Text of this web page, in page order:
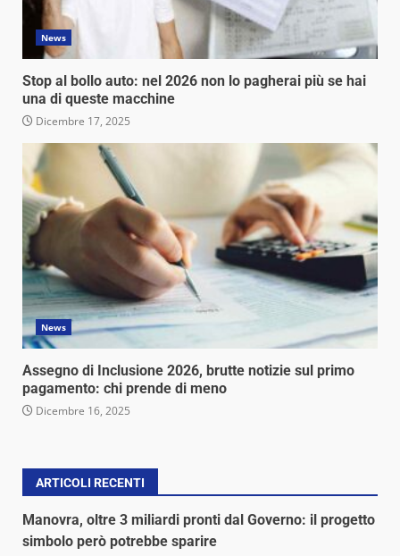
News
Stop al bollo auto: nel 2026 non lo pagherai più se hai
una di queste macchine
Dicembre 17, 2025
News
Assegno di Inclusione 2026, brutte notizie sul primo
pagamento: chi prende di meno
Dicembre 16, 2025
ARTICOLI RECENTI
Manovra, oltre 3 miliardi pronti dal Governo: il progetto
simbolo però potrebbe sparire